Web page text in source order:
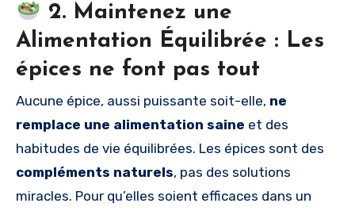
2. Maintenez une
Alimentation Équilibrée : Les
épices ne font pas tout
Aucune épice, aussi puissante soit-elle, ne
remplace une alimentation saine et des
habitudes de vie équilibrées. Les épices sont des
compléments naturels, pas des solutions
miracles. Pour qu’elles soient efficaces dans un